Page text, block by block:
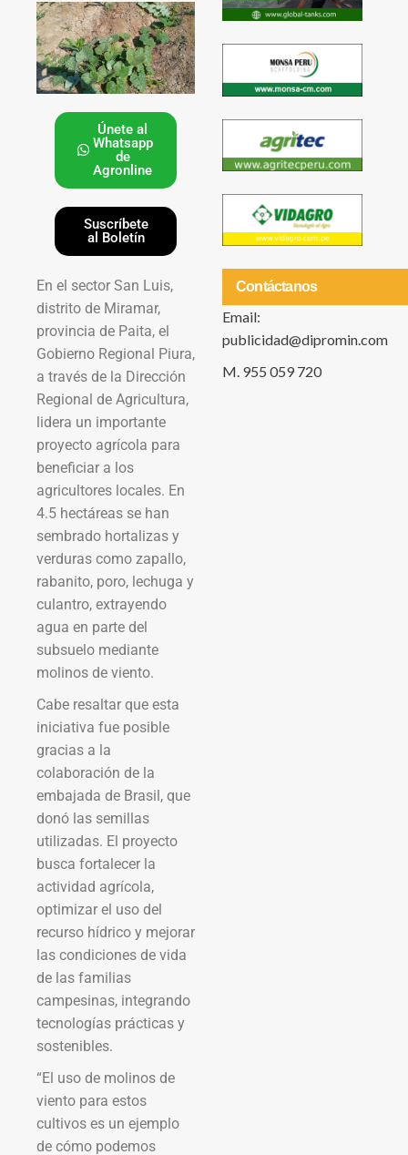
Únete al
Whatsapp
de
Agronline
Suscríbete
al Boletín
En el sector San Luis,
distrito de Miramar,
provincia de Paita, el
Gobierno Regional Piura,
a través de la Dirección
Regional de Agricultura,
lidera un importante
proyecto agrícola para
beneficiar a los
agricultores locales. En
4.5 hectáreas se han
sembrado hortalizas y
verduras como zapallo,
rabanito, poro, lechuga y
culantro, extrayendo
agua en parte del
subsuelo mediante
molinos de viento.
Cabe resaltar que esta
iniciativa fue posible
gracias a la
colaboración de la
embajada de Brasil, que
donó las semillas
utilizadas. El proyecto
busca fortalecer la
actividad agrícola,
optimizar el uso del
recurso hídrico y mejorar
las condiciones de vida
de las familias
campesinas, integrando
tecnologías prácticas y
sostenibles.
“El uso de molinos de
viento para estos
cultivos es un ejemplo
de cómo podemos
Contáctanos
Email:
publicidad@dipromin.com
M. 955 059 720